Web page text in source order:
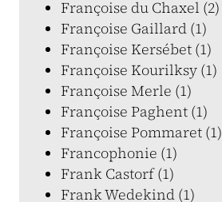
Françoise du Chaxel (2)
Françoise Gaillard (1)
Françoise Kersébet (1)
Françoise Kourilksy (1)
Françoise Merle (1)
Françoise Paghent (1)
Françoise Pommaret (1)
Francophonie (1)
Frank Castorf (1)
Frank Wedekind (1)